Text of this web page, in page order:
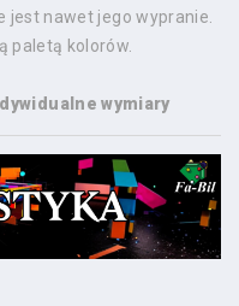
jest nawet jego wypranie.
paletą kolorów.
wymiary